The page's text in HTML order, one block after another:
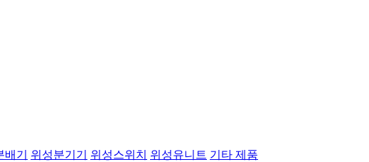
배기 위성분기기 위성스위치 위성유니트 기타 제품